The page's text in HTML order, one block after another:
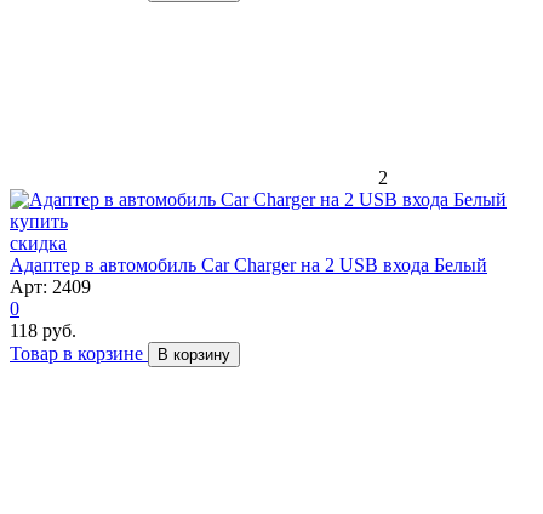
2
скидка
Адаптер в автомобиль Car Charger на 2 USB входа Белый
Арт: 2409
0
118 руб.
Товар в корзине
В корзину